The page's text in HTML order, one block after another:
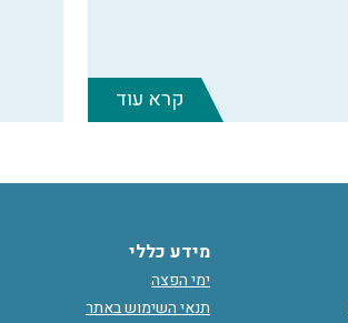
קרא עוד
מידע כללי
ימי הפצה
תנאי השימוש באתר